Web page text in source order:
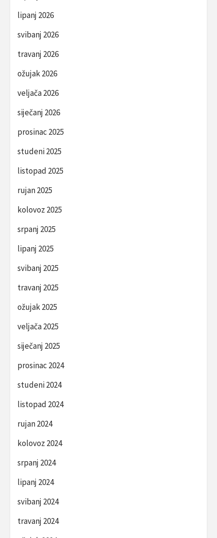
lipanj 2026
svibanj 2026
travanj 2026
ožujak 2026
veljača 2026
siječanj 2026
prosinac 2025
studeni 2025
listopad 2025
rujan 2025
kolovoz 2025
srpanj 2025
lipanj 2025
svibanj 2025
travanj 2025
ožujak 2025
veljača 2025
siječanj 2025
prosinac 2024
studeni 2024
listopad 2024
rujan 2024
kolovoz 2024
srpanj 2024
lipanj 2024
svibanj 2024
travanj 2024